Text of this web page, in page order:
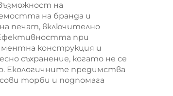
на
на бранда и
печат, включително
при
конструкция и
съхранение, когато не се
Екологичните предимства
торби и подпомага